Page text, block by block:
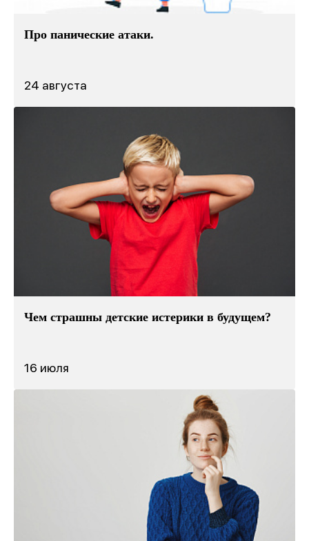
1 место
«Лучшее учреждение
психотерапевтического профиля»
Всероссийский конкурслучших региональных
психотерапевтических практик
«Феникс: Призвание и Мастерство».
Министерство Здравоохранения и
НМИЦ им. В.М. Бехтерева.
Благодарим всех, кто принимал участие в нашем
развитии!
Про панические атаки.
24 августа
Чем страшны детские истерики в будущем?
16 июля